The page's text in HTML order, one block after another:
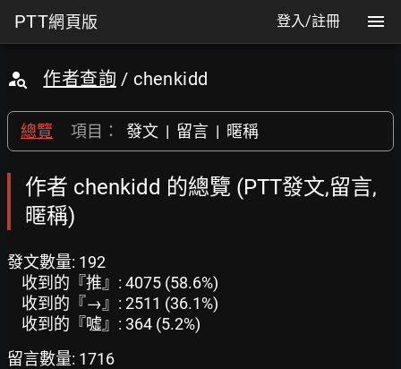
PTT網頁版 登入/註冊
作者查詢 / chenkidd
總覽 項目： 發文 | 留言 | 暱稱
作者 chenkidd 的總覽 (PTT發文,留言,
暱稱)
發文數量: 192
收到的『推』: 4075 (58.6%)
收到的『→』: 2511 (36.1%)
收到的『噓』: 364 (5.2%)
留言數量: 1716